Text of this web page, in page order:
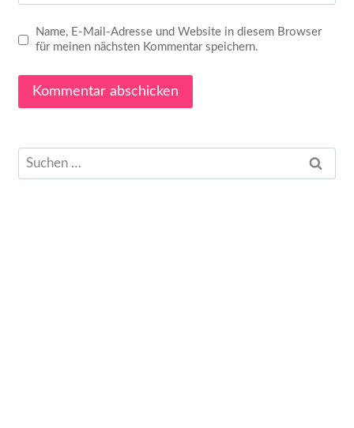
Name, E-Mail-Adresse und Website in diesem Browser
für meinen nächsten Kommentar speichern.
Suchen
nach: